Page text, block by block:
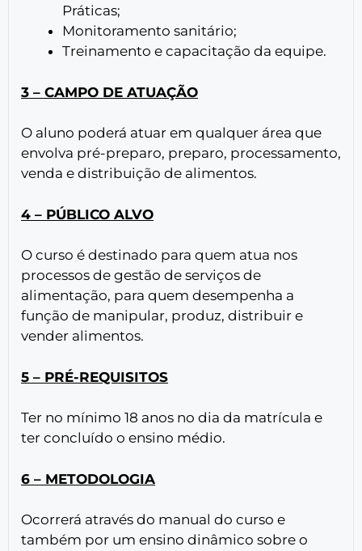
Práticas;
Monitoramento sanitário;
Treinamento e capacitação da equipe.
3 – CAMPO DE ATUAÇÃO
O aluno poderá atuar em qualquer área que
envolva pré-preparo, preparo, processamento,
venda e distribuição de alimentos.
4 – PÚBLICO ALVO
O curso é destinado para quem atua nos
processos de gestão de serviços de
alimentação, para quem desempenha a
função de manipular, produz, distribuir e
vender alimentos.
5 – PRÉ-REQUISITOS
Ter no mínimo 18 anos no dia da matrícula e
ter concluído o ensino médio.
6 – METODOLOGIA
Ocorrerá através do manual do curso e
também por um ensino dinâmico sobre o